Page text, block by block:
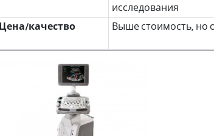
исследования
Цена/качество Выше стоимость, но